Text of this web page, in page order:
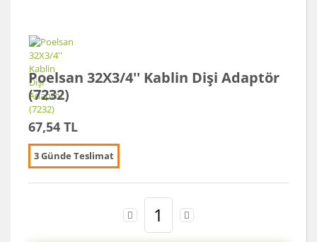
Poelsan 32X3/4'' Kablin Dişi Adaptör
(7232)
67,54 TL
3 Günde Teslimat